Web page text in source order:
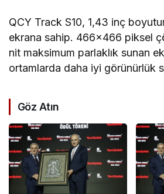
QCY Track S10, 1,43 inç
ekrana sahip. 466×466 piksel
nit maksimum parlaklık sunan
ortamlarda daha iyi görünürlük
Göz Atın